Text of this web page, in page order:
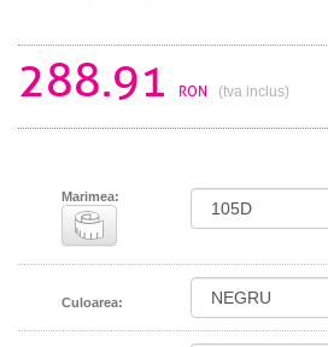
288.91 RON (tva inclus)
Marimea:
Culoarea: